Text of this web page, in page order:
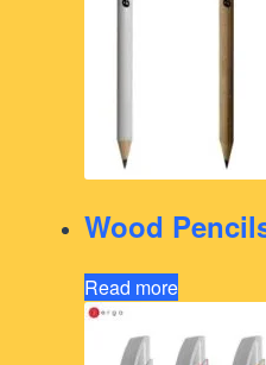
Wood
Read more